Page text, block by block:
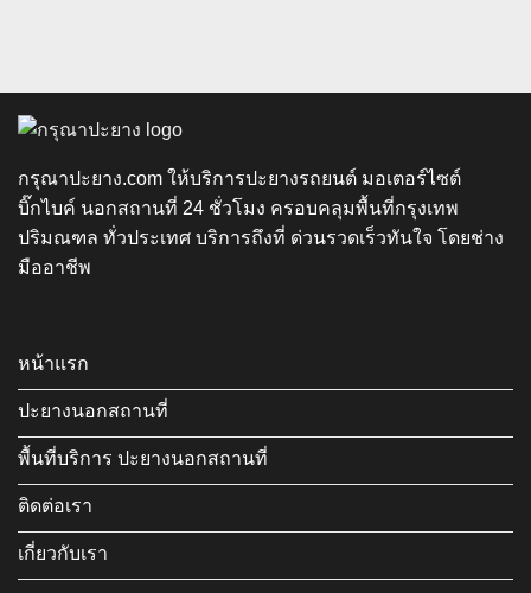
กรุณาปะยาง.com ให้บริการปะยางรถยนต์ มอเตอร์ไซต์
บิ๊กไบค์ นอกสถานที่ 24 ชั่วโมง ครอบคลุมพื้นที่กรุงเทพ
ปริมณฑล ทั่วประเทศ บริการถึงที่ ด่วนรวดเร็วทันใจ โดยช่าง
มืออาชีพ
หน้าแรก
ปะยางนอกสถานที่
พื้นที่บริการ ปะยางนอกสถานที่
ติดต่อเรา
เกี่ยวกับเรา